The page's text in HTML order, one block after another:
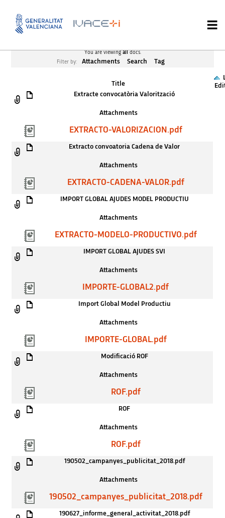
You are viewing all
docs.
Filter by:
Attachments Search Tag
Title
Extracte convocatòria Valorització
Attachments
EXTRACTO-VALORIZACION.pdf
Extracto convoatoria Cadena de Valor
Attachments
EXTRACTO-CADENA-VALOR.pdf
IMPORT GLOBAL AJUDES MODEL PRODUCTIU
Attachments
EXTRACTO-MODELO-PRODUCTIVO.pdf
IMPORT GLOBAL AJUDES SVI
Attachments
IMPORTE-GLOBAL2.pdf
Import Global Model Productiu
Attachments
IMPORTE-GLOBAL.pdf
Modificació ROF
Attachments
ROF.pdf
ROF
Attachments
ROF.pdf
190502_campanyes_publicitat_2018.pdf
Attachments
190502_campanyes_publicitat_2018.pdf
190627_informe_general_activitat_2018.pdf